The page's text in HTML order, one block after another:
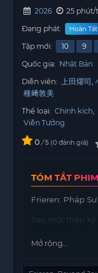
2026
25 phút/
Đang phát:
Hoàn Tất
Tập mới: 10 9
Quốc gia: Nhật Bản
Diễn viên:
上田燿司
種﨑敦美
Thể loại: Chính kịch
Viễn Tưởng
0 / 5 0 đánh giá
TÓM TẮT PHIM
Frieren: Pháp
Sau một thập
mang lại hòa
Mở rộng...